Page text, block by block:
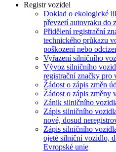
Registr vozidel
Doklad o ekologické
převzetí autovraku do
Přidělení registrační
technického průkazu
poškození nebo
Vyřazení silničního
Vývoz silničního
registrační značky pro
Žádost o zápis změn
Žádost o zápis změny
Zánik silničního
Zápis silničního
nové, dosud
Zápis silničního
ojeté silniční vozidlo,
Evropské unie